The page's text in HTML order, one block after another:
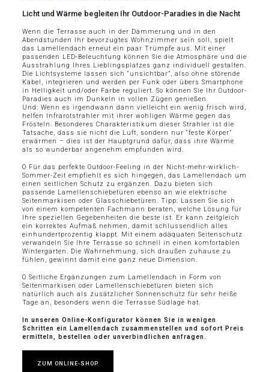
Licht und Wärme begleiten Ihr Outdoor-Paradies in die Nacht
Wenn die Terrasse auch in der Dämmerung und in den
Abendstunden Ihr bevorzugtes Wohnzimmer sein soll, spielt
das Lamellendach erneut ein paar Trümpfe aus. Mit einer
passenden LED-Beleuchtung können Sie die Atmosphäre und die
Ausstrahlung Ihres Lieblingsplatzes ganz individuell gestalten.
Die Lichtsysteme lassen sich “unsichtbar”, also ohne störende
Kabel, integrieren und werden per Funk oder übers Smartphone
in Helligkeit und/oder Farbe reguliert. So können Sie Ihr Outdoor-
Paradies auch im Dunkeln in vollen Zügen genießen.
Und: Wenn es irgendwann dann vielleicht ein wenig frisch wird,
helfen Infrarotstrahler mit ihrer wohligen Wärme gegen das
Frösteln. Besonderes Charakteristikum dieser Strahler ist die
Tatsache, dass sie nicht die Luft, sondern nur “feste Körper”
erwärmen – dies ist der Hauptgrund dafür, dass ihre Wärme
als so wunderbar angenehm empfunden wird.
O Für das perfekte Outdoor-Feeling in der Nicht-mehr-wirklich-
Sommer-Zeit empfiehlt es sich hingegen, das Lamellendach um
einen seitlichen Schutz zu ergänzen. Dazu bieten sich
passende Lamellenschiebetüren ebenso an wie elektrische
Seitenmarkisen oder Glasschiebetüren. Tipp: Lassen Sie sich
von einem kompetenten Fachmann beraten, welche Lösung für
Ihre speziellen Gegebenheiten die beste ist. Er kann zeitgleich
ein korrektes Aufmaß nehmen, damit schlussendlich alles
einhundertprozentig klappt. Mit einem adäquaten Seitenschutz
verwandeln Sie Ihre Terrasse so schnell in einen komfortablen
Wintergarten. Die Wahrnehmung, sich draußen zuhause zu
fühlen, gewinnt damit eine ganz neue Dimension.
O Seitliche Ergänzungen zum Lamellendach in Form von
Seitenmarkisen oder Lamellenschiebetüren bieten sich
natürlich auch als zusätzlicher Sonnenschutz für sehr heiße
Tage an, besonders wenn die Terrasse Südlage hat.
In unseren Online-Konfigurator können Sie in wenigen
Schritten ein Lamellendach zusammenstellen und sofort Preis
ermitteln, bestellen oder unverbindlichen anfragen.
ZUM ONLINE-SHOP